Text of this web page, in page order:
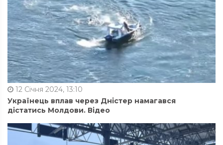
12 Січня 2024, 13:10
Українець вплав через Дністер намагався
дістатись Молдови. Відео